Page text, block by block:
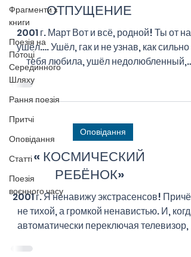
Фрагменти з
книги
Поезія на
Потоці
Серединного
Шляху
Рання поезія
Притчі
Оповідання
Статті
Поезія
воєнного часу
ОТПУЩЕНИЕ
2001 г. Март Вот и всё, родной! Ты от нас
ушёл…. Ушёл, гак и не узнав, как сильно я
тебя любила, ушёл недолюбленный,
Оповідання
« КОСМИЧЕСКИЙ
РЕБЁНОК»
2001 г. Я ненавижу экстрасенсов!
не тихой, а громкой ненавистью. И, когда
автоматически переключая телевизор, я